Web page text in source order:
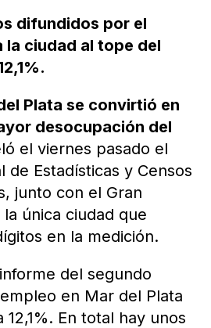
difundidos por el
la ciudad al tope del
Plata se convirtió en
desocupación del
el viernes pasado el
de Estadísticas y Censos
junto con el Gran
única ciudad que
en la medición.
del segundo
en Mar del Plata
12,1%. En total hay unos